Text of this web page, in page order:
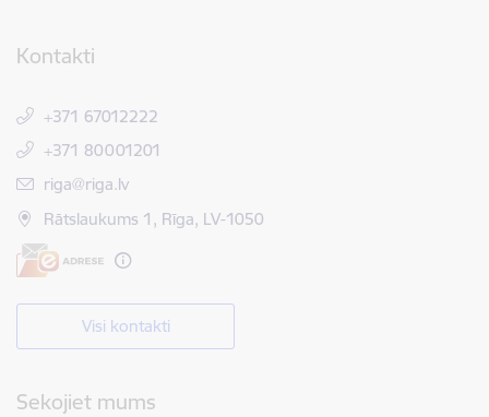
Kontakti
+371 67012222
+371 80001201
E-pasts:
riga@riga.lv
Rātslaukums 1, Rīga, LV-1050
Visi kontakti
Sekojiet mums